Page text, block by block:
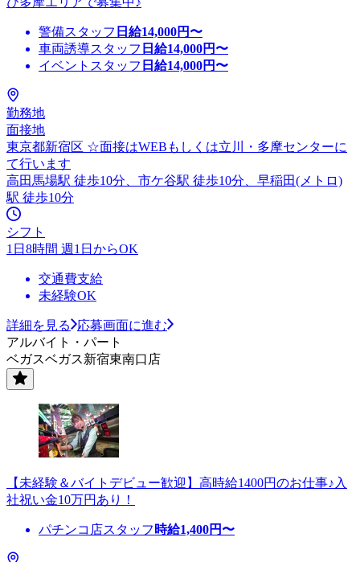
警備スタッフ 日給14,000円〜
車両誘導スタッフ 日給14,000円〜
イベントスタッフ 日給14,000円〜
勤務地
面接地
東京都新宿区 ☆面接はWEBもしくは立川・多摩センターに
て行います
高田馬場駅 徒歩10分、市ケ谷駅 徒歩10分、早稲田(メトロ)
駅 徒歩10分
シフト
1日8時間 週1日からOK
交通費支給
未経験OK
詳細を見る
応募画面に進む
アルバイト・パート
ベガスベガス新宿東南口店
【未経験＆バイトデビュー歓迎】高時給1400円のお仕事♪入
社祝い金10万円あり！
パチンコ店スタッフ 時給1,400円〜